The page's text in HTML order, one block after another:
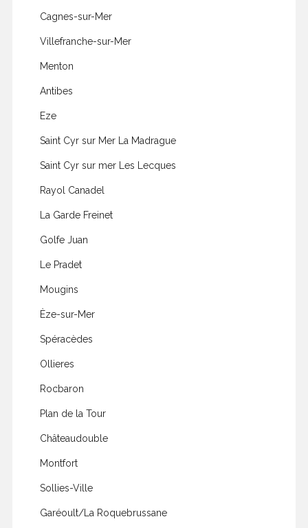
Cagnes-sur-Mer
Villefranche-sur-Mer
Menton
Antibes
Eze
Saint Cyr sur Mer La Madrague
Saint Cyr sur mer Les Lecques
Rayol Canadel
La Garde Freinet
Golfe Juan
Le Pradet
Mougins
Èze-sur-Mer
Spéracèdes
Ollieres
Rocbaron
Plan de la Tour
Châteaudouble
Montfort
Sollies-Ville
Garéoult/La Roquebrussane